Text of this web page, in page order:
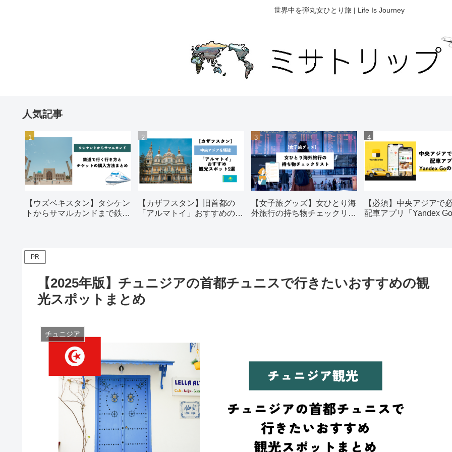
世界中を弾丸女ひとり旅 | Life Is Journey
人気記事
【ウズベキスタン】タシケン
トからサマルカンドまで鉄道
【カザフスタン】旧首都の
「アルマトイ」おすすめの観
【女子旅グッズ】女ひとり海
外旅行の持ち物チェックリス
【必須】中央アジアで
配車アプリ「Yandex
PR
【2025年版】チュニジアの首都チュニスで行きたいおすすめの観
光スポットまとめ
チュニジア